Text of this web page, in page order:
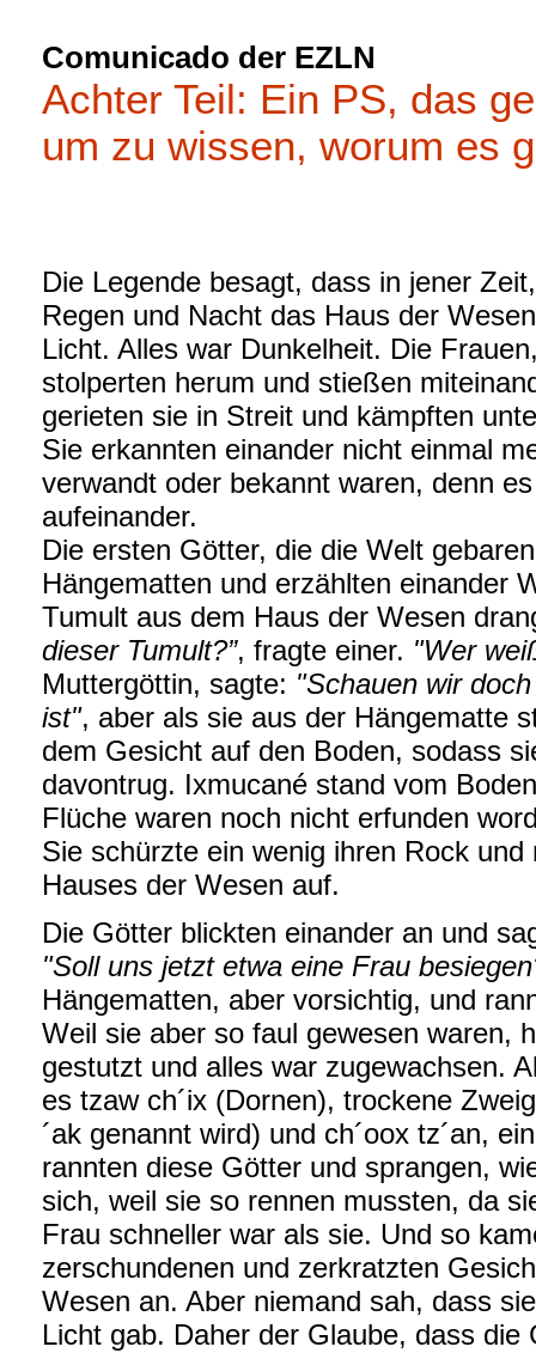
Comunicado der EZLN
Achter Teil: Ein PS, das
um zu wissen, worum es
Die Legende besagt, dass in jener
Regen und Nacht das Haus der
Licht. Alles war Dunkelheit. Die
stolperten herum und stießen
gerieten sie in Streit und kämpften
Sie erkannten einander nicht einmal
verwandt oder bekannt waren, denn
aufeinander.
Die ersten Götter, die die Welt
Hängematten und erzählten einander
Tumult aus dem Haus der Wesen
dieser Tumult?”, fragte einer. "Wer
Muttergöttin, sagte: "Schauen wir
ist", aber als sie aus der Hängematte
dem Gesicht auf den Boden, sodass
davontrug. Ixmucané stand vom
Flüche waren noch nicht erfunden
Sie schürzte ein wenig ihren Rock
Hauses der Wesen auf.
Die Götter blickten einander an und
"Soll uns jetzt etwa eine Frau
Hängematten, aber vorsichtig, und
Weil sie aber so faul gewesen waren,
gestutzt und alles war zugewachsen.
es tzaw ch´ix (Dornen), trockene
´ak genannt wird) und ch´oox tz´an,
rannten diese Götter und sprangen,
sich, weil sie so rennen mussten, da
Frau schneller war als sie. Und so
zerschundenen und zerkratzten
Wesen an. Aber niemand sah, dass
Licht gab. Daher der Glaube, dass